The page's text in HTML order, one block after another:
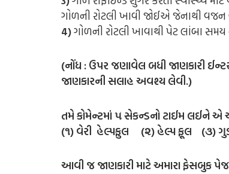
ગોળની રોટલી ખાવી જોઈએ જેનાથી
4)ગોળની રોટલી ખાવાથી પેટ લાંબા
(નોંધ : ઉપર જણાવેલ બધી જાણકારી
જાણકારની સલાહ અવશ્ય લેવી.)
તમે કોમેન્ટમાં ૫ સેકન્ડનો ટાઈમ લઈને એ
(૧) વેરી હેલ્પફુલ (૨) હેલ્પ ફૂલ (૩)
આવી જ જાણકારી માટે અમારા ફેસબુક